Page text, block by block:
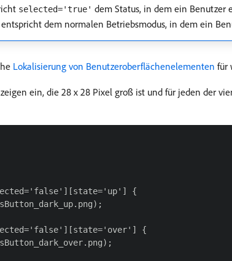
selected='true' dem Status, in dem ein Benutzer
entspricht dem normalen Betriebsmodus, in dem ein
Lokalisierung von Benutzeroberflächenelementen für
ein, die 28 x 28 Pixel groß ist und für jeden der
{
{